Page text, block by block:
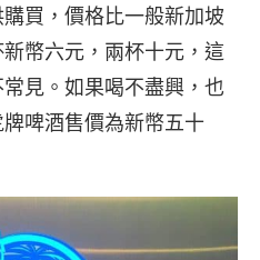
買，價格比一般新加坡
幣六元，兩杯十元，這
見。如果喝不盡興，也
啤酒售價為新幣五十